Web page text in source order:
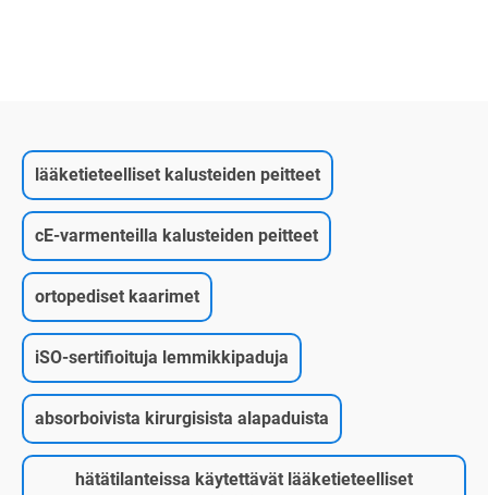
lääketieteelliset kalusteiden peitteet
cE-varmenteilla kalusteiden peitteet
ortopediset kaarimet
iSO-sertifioituja lemmikkipaduja
absorboivista kirurgisista alapaduista
hätätilanteissa käytettävät lääketieteelliset